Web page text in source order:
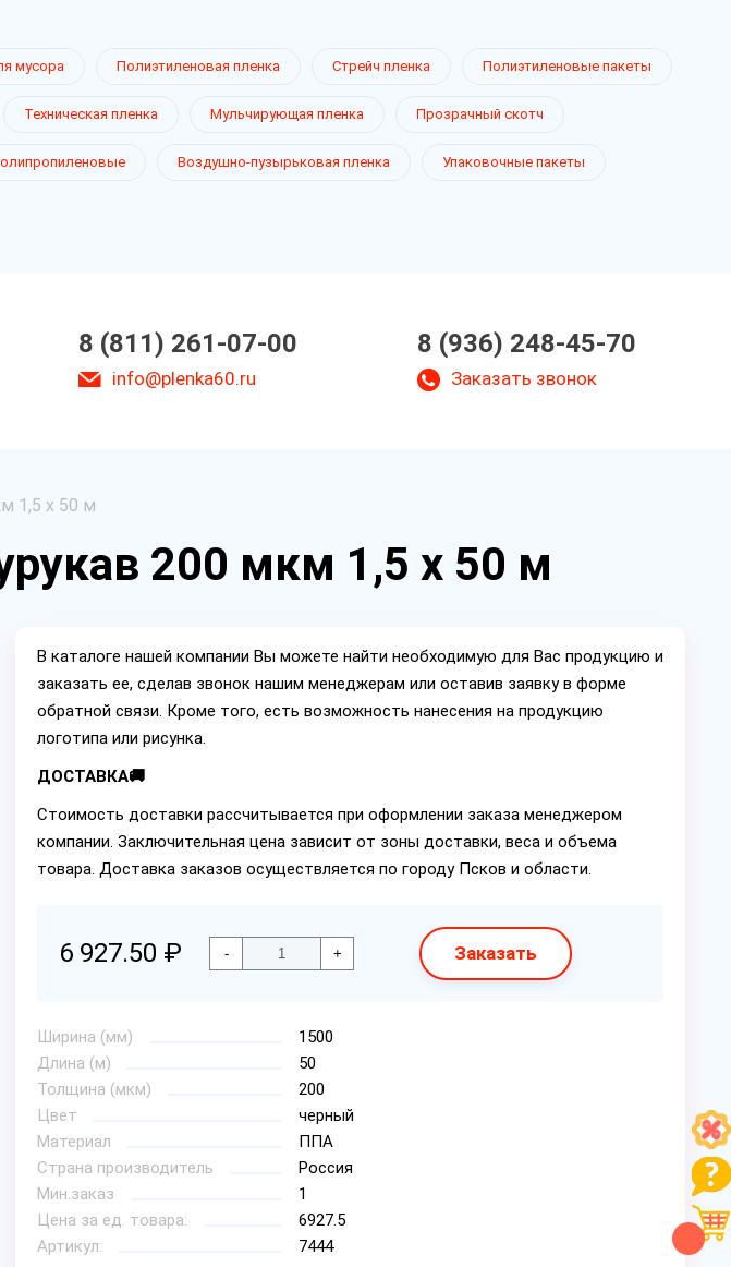
мусора Полиэтиленовая пленка Стрейч пленка Полиэтиленовые пакеты
Техническая пленка Мульчирующая пленка Прозрачный скотч
Воздушно-пузырьковая пленка Упаковочные пакеты
8 (811) 261-07-00
info@plenka60.ru
8 (936) 248-45-70
Заказать звонок
1,5 х 50 м
200 мкм 1,5 х 50 м
В каталоге нашей компании Вы можете найти необходимую для Вас продукцию и
заказать ее, сделав звонок нашим менеджерам или оставив заявку в форме
обратной связи. Кроме того, есть возможность нанесения на продукцию
логотипа или рисунка.
ДОСТАВКА🚚
Стоимость доставки рассчитывается при оформлении заказа менеджером
компании. Заключительная цена зависит от зоны доставки, веса и объема
товара. Доставка заказов осуществляется по городу Псков и области.
6 927.50 ₽ - + Заказать
Ширина (мм)
1500
Длина (м)
50
Толщина (мкм)
200
Цвет
черный
Материал
ППА
Страна производитель
Россия
Мин.заказ
1
Цена за ед. товара:
6927.5
Артикул:
7444